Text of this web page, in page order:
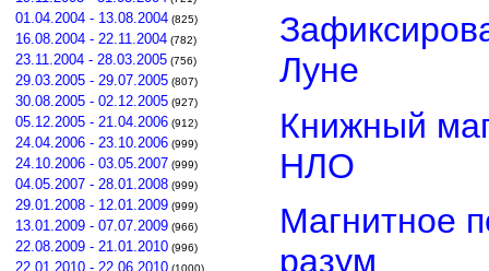
01.04.2004 - 13.08.2004 (825)
16.08.2004 - 22.11.2004 (782)
23.11.2004 - 28.03.2005 (756)
29.03.2005 - 29.07.2005 (807)
30.08.2005 - 02.12.2005 (927)
05.12.2005 - 21.04.2006 (912)
24.04.2006 - 23.10.2006 (999)
24.10.2006 - 03.05.2007 (999)
04.05.2007 - 28.01.2008 (999)
29.01.2008 - 12.01.2009 (999)
13.01.2009 - 07.07.2009 (966)
22.08.2009 - 21.01.2010 (996)
22.01.2010 - 22.06.2010 (1000)
Луне
Книжный
НЛО
Магнитное
разум